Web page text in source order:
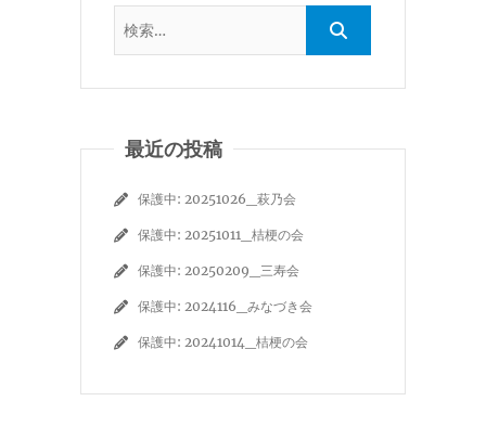
最近の投稿
保護中: 20251026_萩乃会
保護中: 20251011_桔梗の会
保護中: 20250209_三寿会
保護中: 2024116_みなづき会
保護中: 20241014_桔梗の会